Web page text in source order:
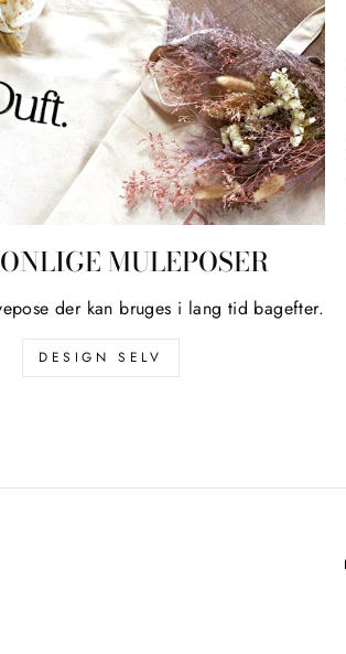
MULEPOSER
der kan bruges i lang tid bagefter.
DESIGN SELV